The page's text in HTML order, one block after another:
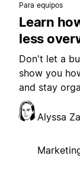
Para equipos
Learn
less
Don't let a
show you
and stay
Alyssa